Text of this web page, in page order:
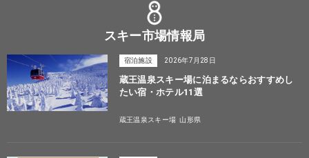
スキー市場情報局
宿泊施設 2026年7月28日
蔵王温泉スキー場に泊まるならおすすめし
たい宿・ホテル11選
蔵王温泉スキー場 山形県